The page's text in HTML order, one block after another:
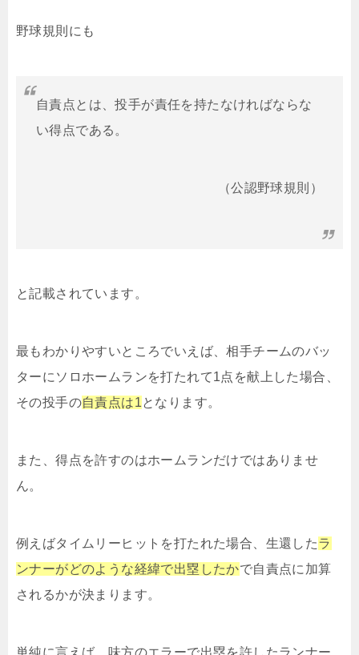
野球規則にも
自責点とは、投手が責任を持たなければならな
い得点である。
（公認野球規則）
と記載されています。
最もわかりやすいところでいえば、相手チームのバッ
ターにソロホームランを打たれて1点を献上した場合、
その投手の自責点は1となります。
また、得点を許すのはホームランだけではありませ
ん。
例えばタイムリーヒットを打たれた場合、生還したラ
ンナーがどのような経緯で出塁したかで自責点に加算
されるかが決まります。